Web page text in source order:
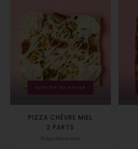
AJOUTER AU PANIER
PIZZA CHÈVRE MIEL
2 PARTS
Pizza chèvre miel